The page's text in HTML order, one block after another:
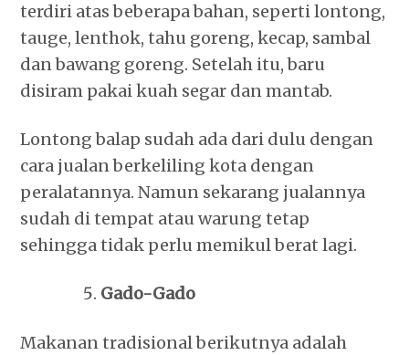
terdiri atas beberapa bahan, seperti lontong,
tauge, lenthok, tahu goreng, kecap, sambal
dan bawang goreng. Setelah itu, baru
disiram pakai kuah segar dan mantab.
Lontong balap sudah ada dari dulu dengan
cara jualan berkeliling kota dengan
peralatannya. Namun sekarang jualannya
sudah di tempat atau warung tetap
sehingga tidak perlu memikul berat lagi.
Gado-Gado
Makanan tradisional berikutnya adalah